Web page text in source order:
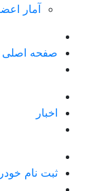
آمار
صفحه اصلی
اخبار
ثبت نام